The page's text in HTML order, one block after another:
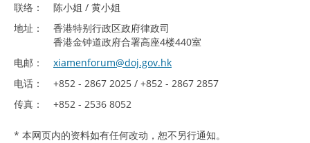
联络：
陈小姐 / 黄小姐
地址：
香港特别行政区政府律政司
香港金钟道政府合署高座4楼440室
电邮：
xiamenforum@doj.gov.hk
电话：
+852 - 2867 2025 / +852 - 2867 2857
传真：
+852 - 2536 8052
* 本网页内的资料如有任何改动，恕不另行通知。